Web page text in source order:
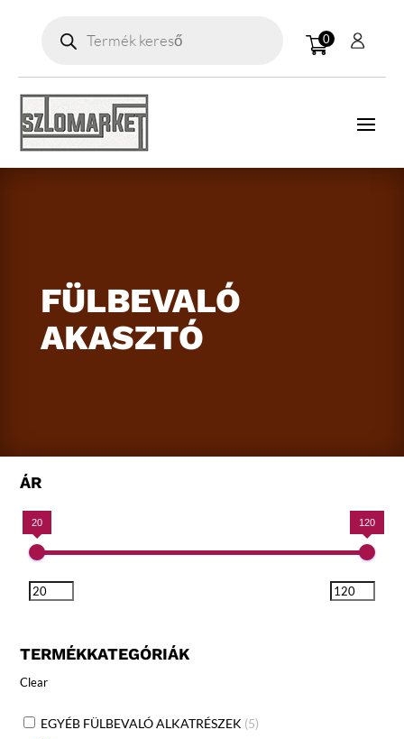
search
0
FÜLBEVALÓ
AKASZTÓ
ÁR
20 120
TERMÉKKATEGÓRIÁK
Clear
EGYÉB FÜLBEVALÓ ALKATRÉSZEK (5)